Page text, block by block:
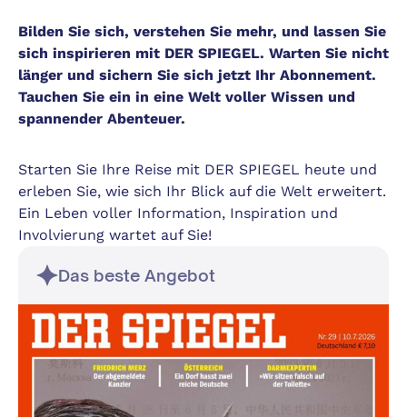
Bilden Sie sich, verstehen Sie mehr, und lassen Sie
sich inspirieren mit DER SPIEGEL. Warten Sie nicht
länger und sichern Sie sich jetzt Ihr Abonnement.
Tauchen Sie ein in eine Welt voller Wissen und
spannender Abenteuer.
Starten Sie Ihre Reise mit DER SPIEGEL heute und
erleben Sie, wie sich Ihr Blick auf die Welt erweitert.
Ein Leben voller Information, Inspiration und
Involvierung wartet auf Sie!
Das beste Angebot